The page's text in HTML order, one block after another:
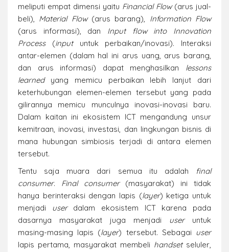
meliputi empat dimensi yaitu Financial Flow(arus jual-
beli), Material Flow(arus barang), Information Flow
(arus informasi), dan Input flow into Innovation
Process(inputuntuk perbaikan/inovasi). Interaksi
antar-elemen (dalam hal ini arus uang, arus barang,
dan arus informasi) dapat menghasilkan lessons
learnedyang memicu perbaikan lebih lanjut dari
keterhubungan elemen-elemen tersebut yang pada
gilirannya memicu munculnya inovasi-inovasi baru.
Dalam kaitan ini ekosistem ICT mengandung unsur
kemitraan, inovasi, investasi, dan lingkungan bisnis di
mana hubungan simbiosis terjadi di antara elemen
tersebut.
Tentu saja muara dari semua itu adalah
final
consumer. Final consumer(masyarakat) ini tidak
hanya berinteraksi dengan lapis (layer) ketiga untuk
menjadi userdalam ekosistem ICT karena pada
dasarnya masyarakat juga menjadi useruntuk
masing-masing lapis (layer) tersebut. Sebagai user
lapis pertama, masyarakat membeli handsetseluler,